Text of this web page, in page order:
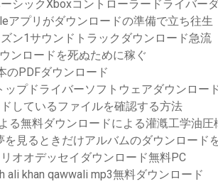
シックXboxコントローラードライバー
アプリがダウンロードの準備で立ち往生
ン1サウンドトラックダウンロード急流
ンロードを死ぬために稼ぐ
のPDFダウンロード
ップドライバーソフトウェアダウンロー
しているファイルを確認する方法
る無料ダウンロードによる灌漑工学油圧
を見るときだけアルバムのダウンロード
オオデッセイダウンロード無料PC
ali khan qawwali mp3無料ダウンロード